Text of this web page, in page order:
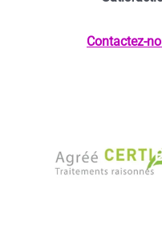
Contactez-